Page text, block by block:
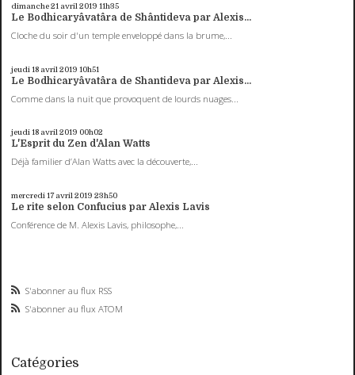
dimanche 21 avril 2019 11h35
Le Bodhicaryâvatâra de Shântideva par Alexis...
Cloche du soir d'un temple enveloppé dans la brume,...
jeudi 18 avril 2019 10h51
Le Bodhicaryâvatâra de Shantideva par Alexis...
Comme dans la nuit que provoquent de lourds nuages...
jeudi 18 avril 2019 00h02
L'Esprit du Zen d'Alan Watts
Déjà familier d’Alan Watts avec la découverte,...
mercredi 17 avril 2019 23h50
Le rite selon Confucius par Alexis Lavis
Conférence de M. Alexis Lavis, philosophe,...
S'abonner au flux RSS
S'abonner au flux ATOM
Catégories